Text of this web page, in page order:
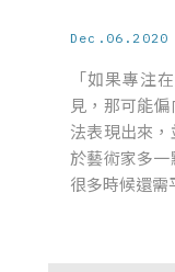
Dec.06.2020
「如果專注
見，那可能
法表現出來
於藝術家多一
很多時候還需